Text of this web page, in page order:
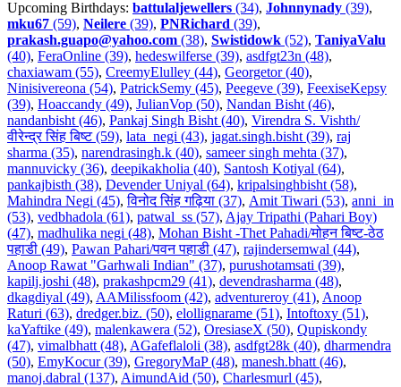
Upcoming Birthdays: battulaljewellers (34), Johnnynady (39),
mku67 (59), Neilere (39), PNRichard (39),
prakash.guapo@yahoo.com (38), Swistidowk (52), TaniyaValu
(40), FeraOnline (39), hedeswilferse (39), asdfgt23n (48),
chaxiawam (55), CreemyElulley (44), Georgetor (40),
Ninisivereona (54), PatrickSemy (45), Peegeve (39), FeexiseKepsy
(39), Hoaccandy (49), JulianVop (50), Nandan Bisht (46),
nandanbisht (46), Pankaj Singh Bisht (40), Virendra S. Vishth/
वीरेन्द्र सिंह बिष्ट (59), lata_negi (43), jagat.singh.bisht (39), raj
sharma (35), narendrasingh.k (40), sameer singh mehta (37),
mannuvicky (36), deepikakholia (40), Santosh Kotiyal (64),
pankajbisth (38), Devender Uniyal (64), kripalsinghbisht (58),
Mahindra Negi (45),विनोद सिंह गढ़िया (37), Amit Tiwari (53), anni_in
(53), vedbhadola (61), patwal_ss (57), Ajay Tripathi (Pahari Boy)
(47), madhulika negi (48), Mohan Bisht -Thet Pahadi/मोहन बिष्ट-ठेठ
पहाडी (49), Pawan Pahari/पवन पहाडी (47), rajindersemwal (44),
Anoop Rawat "Garhwali Indian" (37), purushotamsati (39),
kapilj.joshi (48), prakashpcm29 (41), devendrasharma (48),
dkagdiyal (49), AAMilissfoom (42), adventureroy (41), Anoop
Raturi (63), dredger.biz. (50), elollignarame (51), Intoftoxy (51),
kaYaftike (49), malenkawera (52), OresiaseX (50), Qupiskondy
(47), vimalbhatt (48), AGafeflaloli (38), asdfgt28k (40), dharmendra
(50), EmyKocur (39), GregoryMaP (48), manesh.bhatt (46),
manoj.dabral (137), AimundAid (50), Charlesmurl (45),